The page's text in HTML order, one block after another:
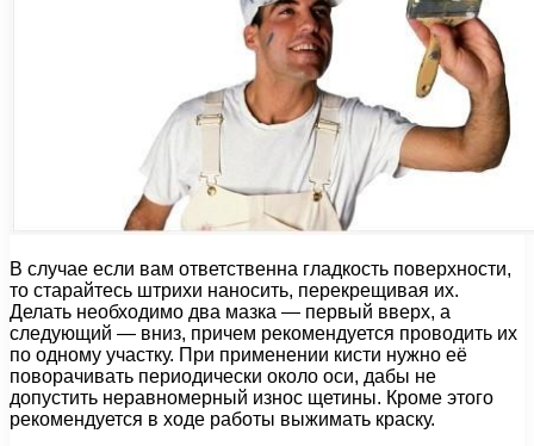
В случае если вам ответственна гладкость поверхности,
то старайтесь штрихи наносить, перекрещивая их.
Делать необходимо два мазка — первый вверх, а
следующий — вниз, причем рекомендуется проводить их
по одному участку. При применении кисти нужно её
поворачивать периодически около оси, дабы не
допустить неравномерный износ щетины. Кроме этого
рекомендуется в ходе работы выжимать краску.